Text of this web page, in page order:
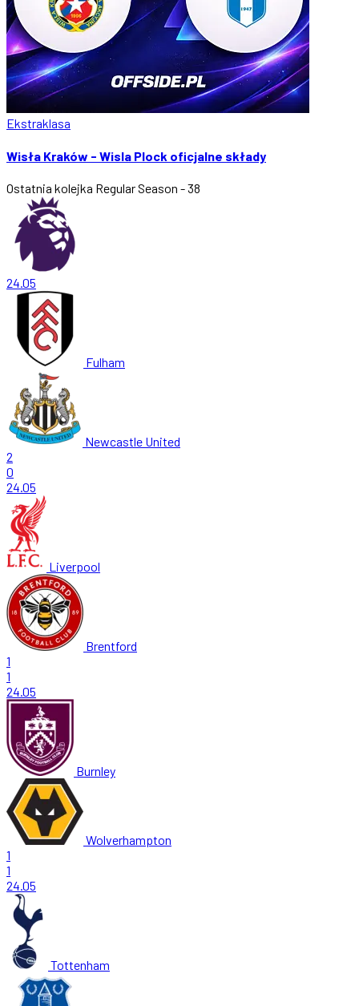
Ekstraklasa
Wisła Kraków - Wisla Plock oficjalne składy
Ostatnia kolejka Regular Season - 38
24.05
Fulham
Newcastle United
2
0
24.05
Liverpool
Brentford
1
1
24.05
Burnley
Wolverhampton
1
1
24.05
Tottenham